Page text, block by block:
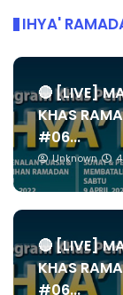
IHYA'
🔴 [LIVE]
KHAS
#06...
Unknown
🔴 [LIVE]
KHAS
#06...